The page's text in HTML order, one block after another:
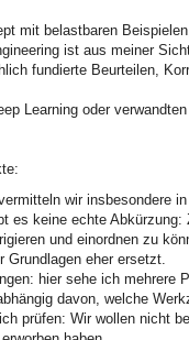
mit belastbaren
ist aus meiner
fundierte Beurteilen,
Learning oder
wir insbesondere
es keine echte
und einordnen zu
eher ersetzt.
hier sehe ich mehrere
davon, welche
prüfen: Wir wollen nicht